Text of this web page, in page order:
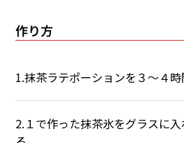
作り方
1.抹茶ラテポーションを３～４時
2.１で作った抹茶氷をグラスに